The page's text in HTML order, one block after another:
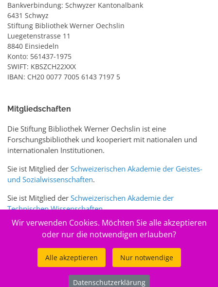
Bankverbindung: Schwyzer Kantonalbank
6431 Schwyz
Stiftung Bibliothek Werner Oechslin
Luegetenstrasse 11
8840 Einsiedeln
Konto: 561437-1975
SWIFT: KBSZCH22XXX
IBAN: CH20 0077 7005 6143 7197 5
Mitgliedschaften
Die Stiftung Bibliothek Werner Oechslin ist eine
Forschungsbibliothek und kooperiert mit nationalen und
internationalen Institutionen.
Sie ist Mitglied der Schweizerischen Akademie der Geistes-
und Sozialwissenschaften.
Sie ist Mitglied der Schweizerischen Akademie der
Technischen Wissenschaften.
Sie ist zudem Mitglied des Schweizer Portalswww.sciences-
Stiftung Bibliothek Werner Oechslin
Wir verwenden Cookies. Möchten Sie alle akzeptieren
oder nur die notwendigen erlauben?
Alle akzeptieren Nur notwendige
Datenschutzerklärung